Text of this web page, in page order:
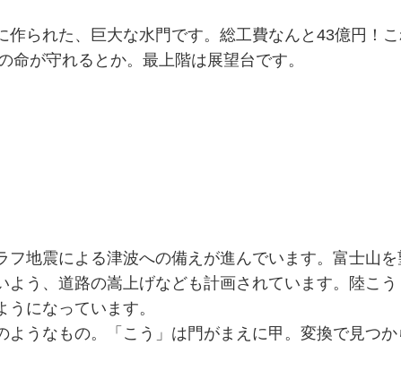
作られた、巨大な水門です。総工費なんと43億円！
命が守れるとか。最上階は展望台です。
フ地震による津波への備えが進んでいます。富士山
よう、道路の嵩上げなども計画されています。陸こ
になっています。
ようなもの。「こう」は門がまえに甲。変換で見つか